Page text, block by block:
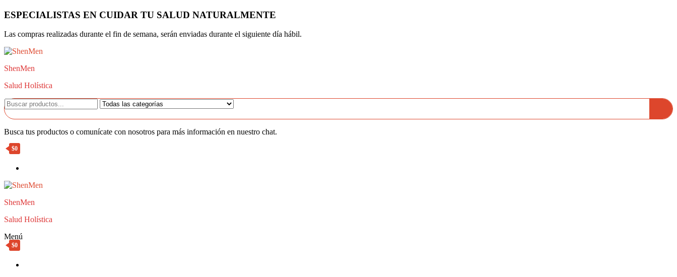
Saltar
contenido
ESPECIALISTAS EN CUIDAR TU SALUD NATURALMENTE
Las compras realizadas durante el fin de semana, serán enviadas durante el siguiente día hábil.
ShenMen
Salud Holística
Busca tus productos o comunícate con nosotros para más información en nuestro chat.
$0
ShenMen
Salud Holística
Menú
$0